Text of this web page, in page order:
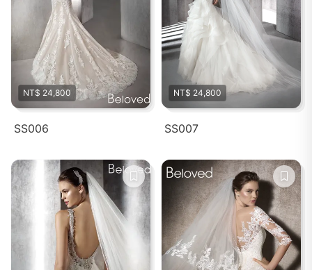
NT$ 24,800
SS006
NT$ 24,800
SS007